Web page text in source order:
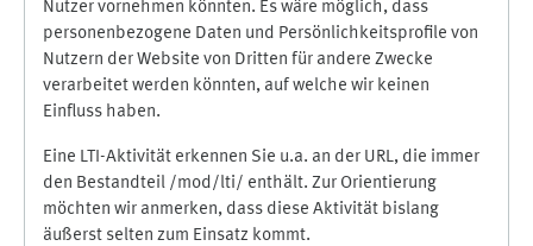
Nutzer vornehmen könnten. Es wäre möglich, dass
personenbezogene Daten und Persönlichkeitsprofile von
Nutzern der Website von Dritten für andere Zwecke
verarbeitet werden könnten, auf welche wir keinen
Einfluss haben.
Eine LTI-Aktivität erkennen Sie u.a. an der URL, die immer
den Bestandteil /mod/lti/ enthält. Zur Orientierung
möchten wir anmerken, dass diese Aktivität bislang
äußerst selten zum Einsatz kommt.